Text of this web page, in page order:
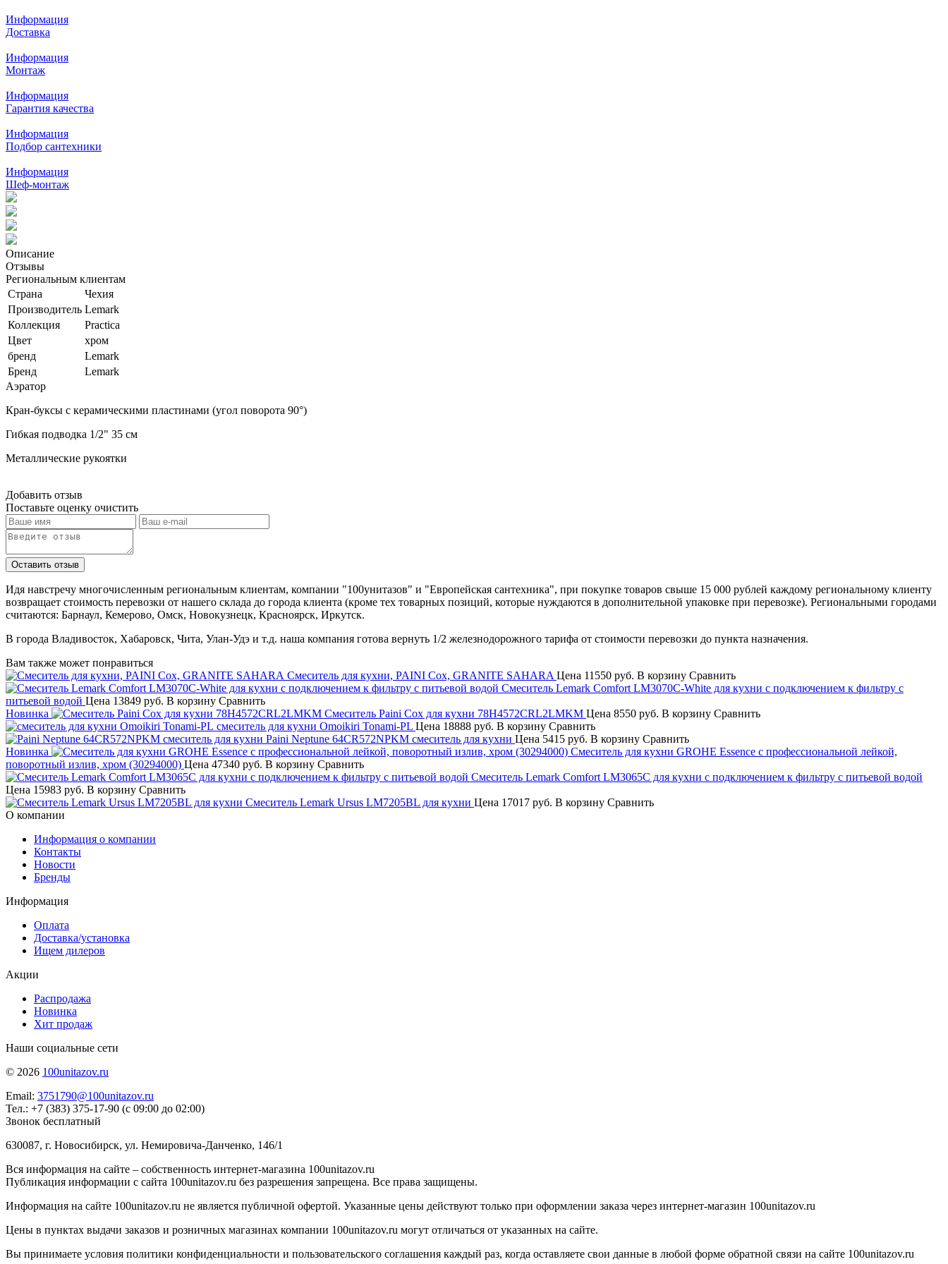
Информация
Доставка
Информация
Монтаж
Информация
Гарантия качества
Информация
Подбор сантехники
Информация
Шеф-монтаж
Описание
Отзывы
Региональным клиентам
Страна
Чехия
Производитель Lemark
Коллекция
Practica
Цвет
хром
бренд
Lemark
Бренд
Lemark
Аэратор
Кран-буксы с керамическими пластинами (угол поворота 90°)
Гибкая подводка 1/2" 35 см
Металлические рукоятки
Добавить отзыв
Поставьте оценку очистить
Идя навстречу многочисленным региональным клиентам, компании "100унитазов" и "Европейская сантехника", при покупке товаров свыше 15 000 рублей каждому региональному клиенту
возвращает стоимость перевозки от нашего склада до города клиента (кроме тех товарных позиций, которые нуждаются в дополнительной упаковке при перевозке). Региональными городами
считаются: Барнаул, Кемерово, Омск, Новокузнецк, Красноярск, Иркутск.
В города Владивосток, Хабаровск, Чита, Улан-Удэ и т.д. наша компания готова вернуть 1/2 железнодорожного тарифа от стоимости перевозки до пункта назначения.
Вам также может понравиться
Смеситель для кухни, PAINI Cox, GRANITE SAHARA Цена 11550 руб. В корзину Сравнить
Смеситель Lemark Comfort LM3070C-White для кухни с подключением к фильтру с
питьевой водой Цена 13849 руб. В корзину Сравнить
Новинка
Смеситель Paini Cox для кухни 78H4572CRL2LMKM Цена 8550 руб. В корзину Сравнить
смеситель для кухни Omoikiri Tonami-PL Цена 18888 руб. В корзину Сравнить
Paini Neptune 64CR572NPKM смеситель для кухни Цена 5415 руб. В корзину Сравнить
Новинка
Смеситель для кухни GROHE Essence с профессиональной лейкой,
поворотный излив, хром (30294000) Цена 47340 руб. В корзину Сравнить
Смеситель Lemark Comfort LM3065C для кухни с подключением к фильтру с питьевой водой
Цена 15983 руб. В корзину Сравнить
Смеситель Lemark Ursus LM7205BL для кухни Цена 17017 руб. В корзину Сравнить
О компании
Информация о компании
Контакты
Новости
Бренды
Информация
Оплата
Доставка/установка
Ищем дилеров
Акции
Распродажа
Новинка
Хит продаж
Наши социальные сети
© 2026 100unitazov.ru
Email: 3751790@100unitazov.ru
Тел.: +7 (383) 375-17-90 (с 09:00 до 02:00)
Звонок бесплатный
630087, г. Новосибирск, ул. Немировича-Данченко, 146/1
Вся информация на сайте – собственность интернет-магазина 100unitazov.ru
Публикация информации с сайта 100unitazov.ru без разрешения запрещена. Все права защищены.
Информация на сайте 100unitazov.ru не является публичной офертой. Указанные цены действуют только при оформлении заказа через интернет-магазин 100unitazov.ru
Цены в пунктах выдачи заказов и розничных магазинах компании 100unitazov.ru могут отличаться от указанных на сайте.
Вы принимаете условия политики конфиденциальности и пользовательского соглашения каждый раз, когда оставляете свои данные в любой форме обратной связи на сайте 100unitazov.ru